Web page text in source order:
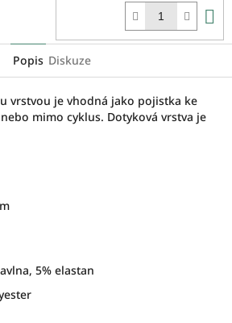
Popis Diskuze
vrstvou je vhodná jako pojistka ke
mimo cyklus. Dotyková vrstva je
5% elastan